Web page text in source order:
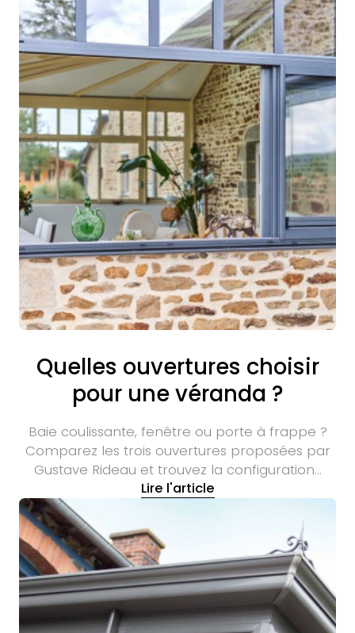
Quelles ouvertures choisir
pour une véranda ?
Baie coulissante, fenêtre ou porte à frappe ?
Comparez les trois ouvertures proposées par
Gustave Rideau et trouvez la configuration…
Lire l'article